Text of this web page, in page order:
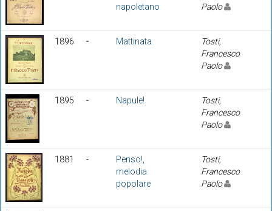
napoletano
Paolo
1896 - Mattinata
Tosti,
Francesco
Paolo
1895 - Napule!
Tosti,
Francesco
Paolo
1881 -
Penso!,
melodia
popolare
Tosti,
Francesco
Paolo